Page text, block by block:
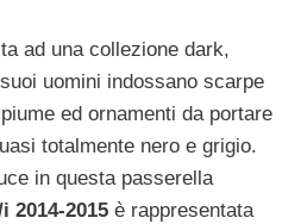
ad una collezione dark,
uomini indossano scarpe
ed ornamenti da portare
totalmente nero e grigio.
in questa passerella
2014-2015 è rappresentata